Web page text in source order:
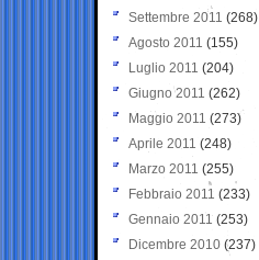
Settembre 2011 (268)
Agosto 2011 (155)
Luglio 2011 (204)
Giugno 2011 (262)
Maggio 2011 (273)
Aprile 2011 (248)
Marzo 2011 (255)
Febbraio 2011 (233)
Gennaio 2011 (253)
Dicembre 2010 (237)